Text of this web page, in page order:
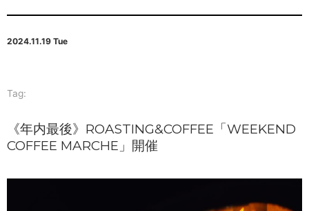
2024.11.19 Tue
Tag:
《年内最後》ROASTING&COFFEE「WEEKEND
COFFEE MARCHE」開催